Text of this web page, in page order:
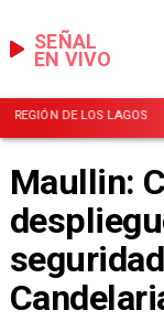
EN VIVO
SEÑAL
REGIÓN DE LOS LAGOS
Maullin: